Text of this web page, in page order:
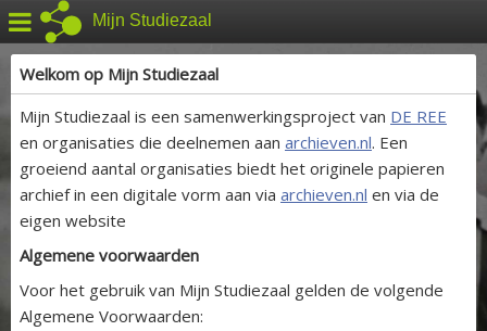
Mijn Studiezaal
Welkom op Mijn Studiezaal
Mijn Studiezaal is een samenwerkingsproject van DE REE
en organisaties die deelnemen aan archieven.nl. Een
groeiend aantal organisaties biedt het originele papieren
archief in een digitale vorm aan via archieven.nl en via de
eigen website
Algemene voorwaarden
Voor het gebruik van Mijn Studiezaal gelden de volgende
Algemene Voorwaarden: